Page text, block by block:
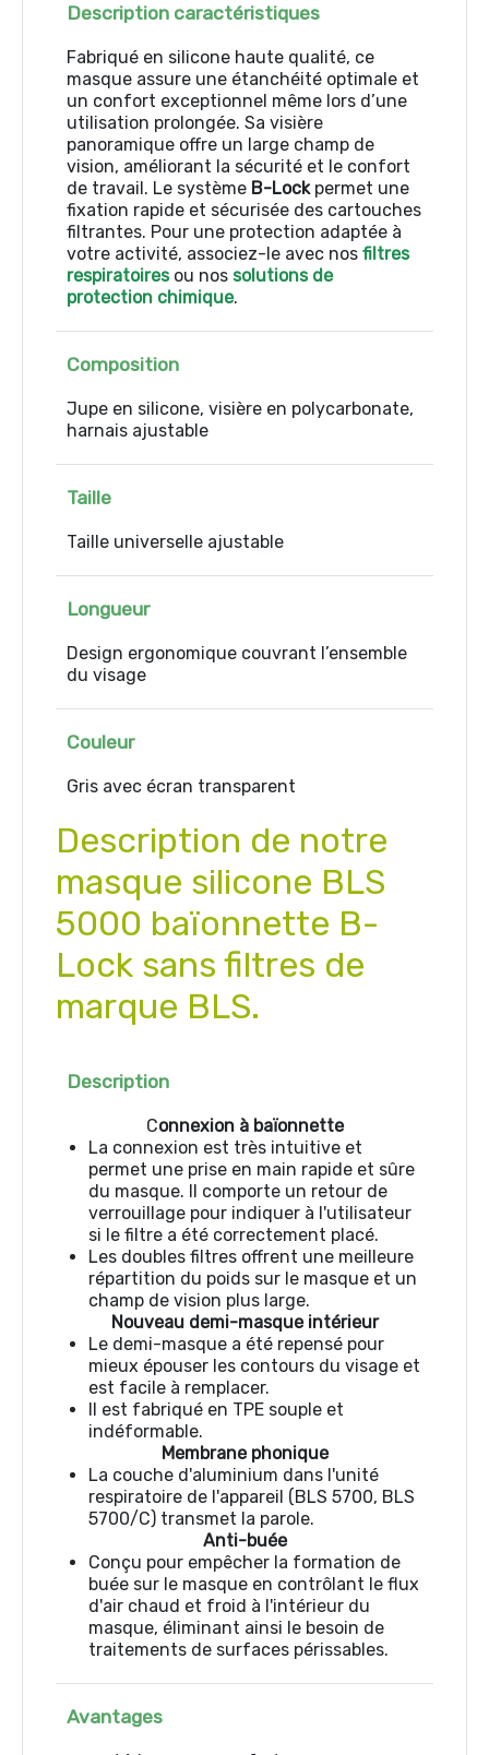
Description caractéristiques
Fabriqué en silicone haute qualité, ce
masque assure une étanchéité optimale et
un confort exceptionnel même lors d’une
utilisation prolongée. Sa visière
panoramique offre un large champ de
vision, améliorant la sécurité et le confort
de travail. Le système B-Lockpermet une
fixation rapide et sécurisée des cartouches
filtrantes. Pour une protection adaptée à
votre activité, associez-le avec nos filtres
respiratoiresou nos solutions de
protection chimique.
Composition
Jupe en silicone, visière en polycarbonate,
harnais ajustable
Taille
Taille universelle ajustable
Longueur
Design ergonomique couvrant l’ensemble
du visage
Couleur
Gris avec écran transparent
Description de notre
masque silicone BLS
5000 baïonnette B-
Lock sans filtres de
marque BLS.
Description
Connexion à baïonnette
La connexion est très intuitive et
permet une prise en main rapide et sûre
du masque. Il comporte un retour de
verrouillage pour indiquer à l'utilisateur
si le filtre a été correctement placé.
Les doubles filtres offrent une meilleure
répartition du poids sur le masque et un
champ de vision plus large.
Nouveau demi-masque intérieur
Le demi-masque a été repensé pour
mieux épouser les contours du visage et
est facile à remplacer.
Il est fabriqué en TPE souple et
indéformable.
Membrane phonique
La couche d'aluminium dans l'unité
respiratoire de l'appareil (BLS 5700, BLS
5700/C) transmet la parole.
Anti-buée
Conçu pour empêcher la formation de
buée sur le masque en contrôlant le flux
d'air chaud et froid à l'intérieur du
masque, éliminant ainsi le besoin de
traitements de surfaces périssables.
Avantages